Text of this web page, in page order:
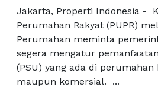
Jakarta, Properti Indonesia -
Perumahan Rakyat (PUPR)
Perumahan meminta
segera mengatur
(PSU) yang ada di
maupun komersial. ...